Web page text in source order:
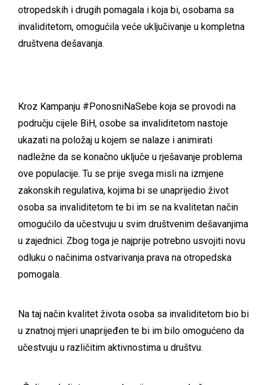
otropedskih i drugih pomagala i koja bi, osobama sa
invaliditetom, omogućila veće uključivanje u kompletna
društvena dešavanja.
Kroz Kampanju #PonosniNaSebe koja se provodi na
području cijele BiH, osobe sa invaliditetom nastoje
ukazati na položaj u kojem se nalaze i animirati
nadležne da se konačno uključe u rješavanje problema
ove populacije. Tu se prije svega misli na izmjene
zakonskih regulativa, kojima bi se unaprijedio život
osoba sa invaliditetom te bi im se na kvalitetan način
omogućilo da učestvuju u svim društvenim dešavanjima
u zajednici. Zbog toga je najprije potrebno usvojiti novu
odluku o načinima ostvarivanja prava na otropedska
pomogala.
Na taj način kvalitet života osoba sa invaliditetom bio bi
u znatnoj mjeri unaprijeđen te bi im bilo omogućeno da
učestvuju u različitim aktivnostima u društvu.